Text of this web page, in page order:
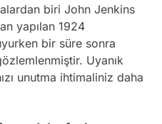
biri John Jenkins
yapılan 1924
bir süre sonra
Uyanık
unutma ihtimaliniz daha